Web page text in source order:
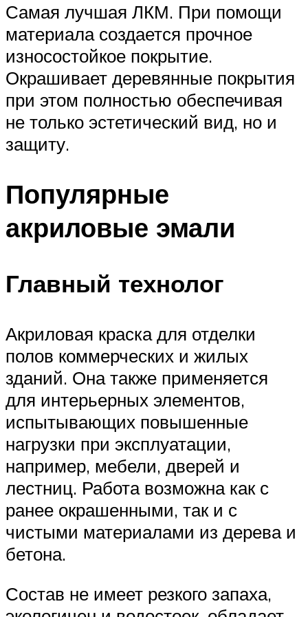
Самая лучшая ЛКМ. При помощи
материала создается прочное
износостойкое покрытие.
Окрашивает деревянные покрытия
при этом полностью обеспечивая
не только эстетический вид, но и
защиту.
Популярные
акриловые эмали
Главный технолог
Акриловая краска для отделки
полов коммерческих и жилых
зданий. Она также применяется
для интерьерных элементов,
испытывающих повышенные
нагрузки при эксплуатации,
например, мебели, дверей и
лестниц. Работа возможна как с
ранее окрашенными, так и с
чистыми материалами из дерева и
бетона.
Состав не имеет резкого запаха,